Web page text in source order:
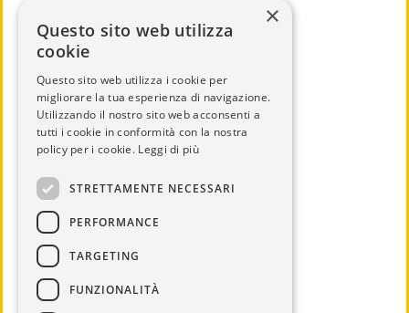
CHI SIAMO
IL DISTRETTO
NEWS ED EVENTI
×
Questo sito web utilizza
cookie
Questo sito web utilizza i cookie per
migliorare la tua esperienza di navigazione.
Utilizzando il nostro sito web acconsenti a
tutti i cookie in conformità con la nostra
policy per i cookie. Leggi di più
STRETTAMENTE NECESSARI
PERFORMANCE
TARGETING
FUNZIONALITÀ